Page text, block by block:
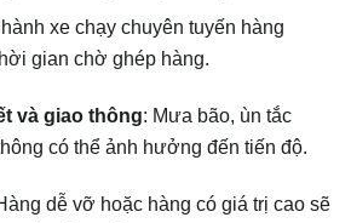
xe chạy chuyên tuyến hàng
gian chờ ghép hàng.
và giao thông: Mưa bão, ùn tắc
có thể ảnh hưởng đến tiến độ.
dễ vỡ hoặc hàng có giá trị cao sẽ